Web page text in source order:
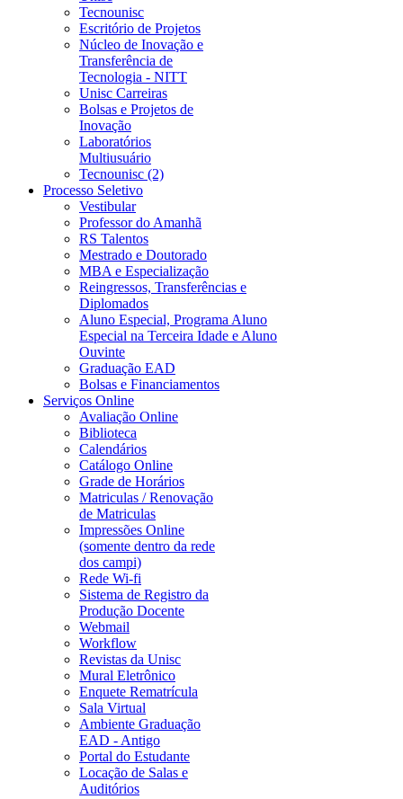
Tecnounisc
Escritório de Projetos
Núcleo de Inovação e
Transferência de
Tecnologia - NITT
Unisc Carreiras
Bolsas e Projetos de
Inovação
Laboratórios
Multiusuário
Tecnounisc (2)
Processo Seletivo
Vestibular
Professor do Amanhã
RS Talentos
Mestrado e Doutorado
MBA e Especialização
Reingressos, Transferências e
Diplomados
Aluno Especial, Programa Aluno
Especial na Terceira Idade e Aluno
Ouvinte
Graduação EAD
Bolsas e Financiamentos
Serviços Online
Avaliação Online
Biblioteca
Calendários
Catálogo Online
Grade de Horários
Matriculas / Renovação
de Matriculas
Impressões Online
(somente dentro da rede
dos campi)
Rede Wi-fi
Sistema de Registro da
Produção Docente
Webmail
Workflow
Revistas da Unisc
Mural Eletrônico
Enquete Rematrícula
Sala Virtual
Ambiente Graduação
EAD - Antigo
Portal do Estudante
Locação de Salas e
Auditórios